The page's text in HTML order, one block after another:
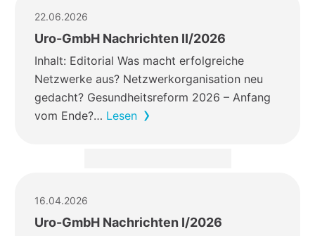
22.06.2026
Uro-GmbH Nachrichten II/2026
Inhalt: Editorial Was macht erfolgreiche
Netzwerke aus? Netzwerkorganisation neu
gedacht? Gesundheitsreform 2026 – Anfang
vom Ende?… Lesen
16.04.2026
Uro-GmbH Nachrichten I/2026